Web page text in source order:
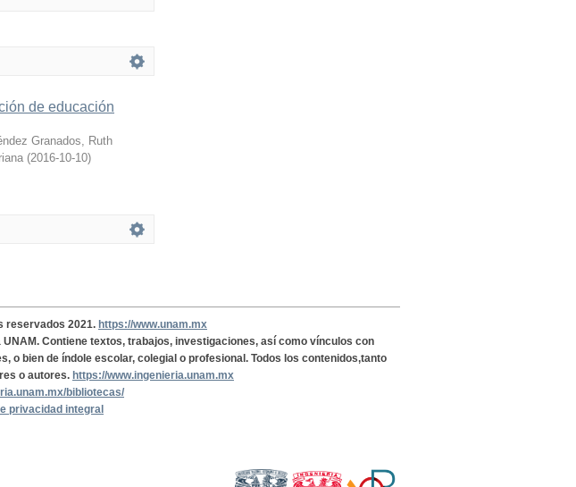
de educación
Granados, Ruth
(2016-10-10)
reservados 2021. https://www.unam.mx
Contiene textos, trabajos, investigaciones, así como vínculos con
bien de índole escolar, colegial o profesional. Todos los contenidos,tanto
o autores. https://www.ingenieria.unam.mx
bibliotecas/
privacidad integral